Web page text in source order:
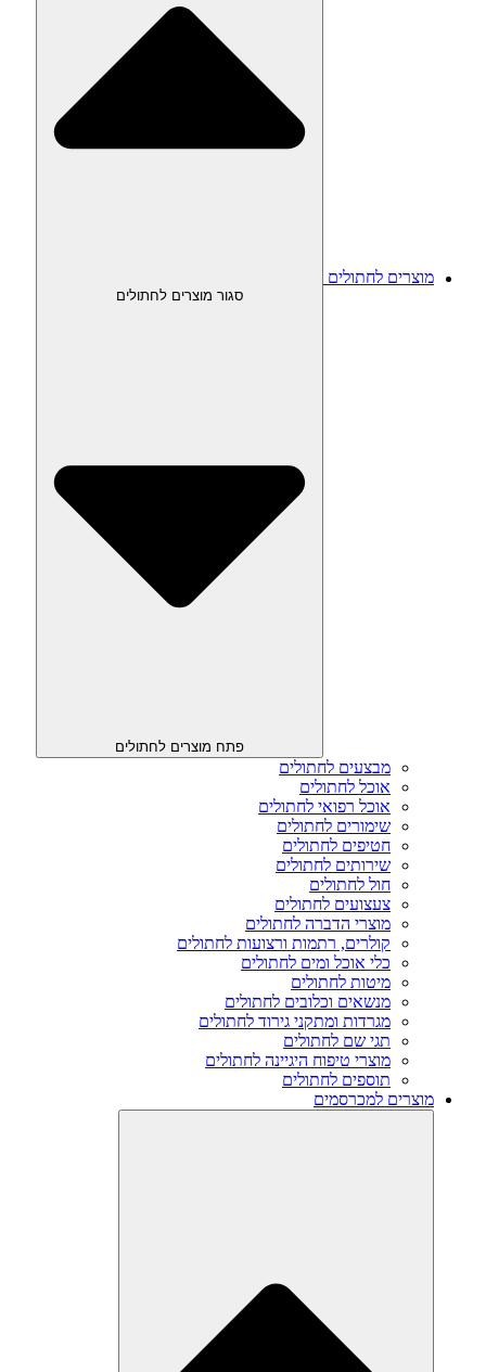
מוצרים לחתולים
סגור מוצרים לחתולים
פתח מוצרים לחתולים
מבצעים לחתולים
אוכל לחתולים
אוכל רפואי לחתולים
שימורים לחתולים
חטיפים לחתולים
שירותים לחתולים
חול לחתולים
צעצועים לחתולים
מוצרי הדברה לחתולים
קולרים, רתמות ורצועות לחתולים
כלי אוכל ומים לחתולים
מיטות לחתולים
מנשאים וכלובים לחתולים
מגרדות ומתקני גירוד לחתולים
תגי שם לחתולים
מוצרי טיפוח היגיינה לחתולים
תוספים לחתולים
מוצרים למכרסמים